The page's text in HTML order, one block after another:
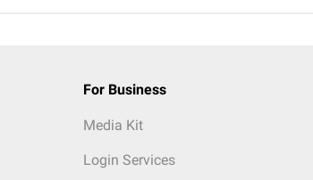
For Business
Media Kit
Login Services